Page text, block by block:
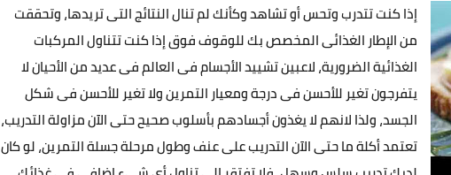
إذا كنت تتدرب وتحس أو تشاهد وكأنك لم تنال النتائج التى تريدها، وتحققت
من الإطار الغذائى المخصص بك للوقوف فوق إذا كنت تتناول المركبات
الغذائية الضرورية، لاعبين تشييد الأجسام فى العالم فى عديد من الأحيان لا
يتفرجون تغير للأحسن فى درجة ومعيار التمرين ولا تغير للأحسن فى شكل
الجسد، ولذا لانهم لا يغذون أجسادهم بأسلوب صحيح حتى الآن مزاولة التدريب،
تعتمد أكلة ما حتى الآن التدريب على عنف وطول مرحلة جسلة التمرين، لو كان